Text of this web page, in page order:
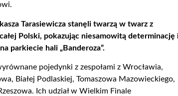
Tarasiewicza stanęli twarzą w twarz z
Polski, pokazując niesamowitą determinację
parkiecie hali „Banderoza”.
pojedynki z zespołami z Wrocławia,
Białej Podlaskiej, Tomaszowa Mazowieckiego,
Ich udział w Wielkim Finale